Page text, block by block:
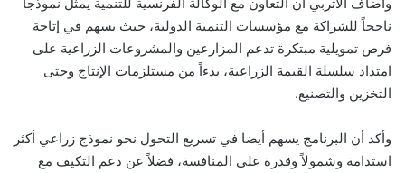
ناجحاً للشراكة مع مؤسسات التنمية الدولية، حيث يسهم في إتاحة
فرص تمويلية مبتكرة تدعم المزارعين والمشروعات الزراعية على
امتداد سلسلة القيمة الزراعية، بدءاً من مستلزمات الإنتاج وحتى
التخزين والتصنيع.
وأكد أن البرنامج يسهم أيضا في تسريع التحول نحو نموذج زراعي أكثر
استدامة وشمولاً وقدرة على المنافسة، فضلاً عن دعم التكيف مع